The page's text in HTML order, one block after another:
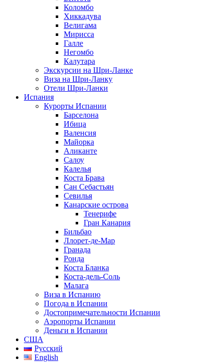
Коломбо
Хиккадува
Велигама
Мирисса
Галле
Негомбо
Калутара
Экскурсии на Шри-Ланке
Виза на Шри-Ланку
Отели Шри-Ланки
Испания
Курорты Испании
Барселона
Ибица
Валенсия
Майорка
Аликанте
Салоу
Калелья
Коста Брава
Сан Себастьян
Севилья
Канарские острова
Тенерифе
Гран Канария
Бильбао
Ллорет-де-Мар
Гранада
Ронда
Коста Бланка
Коста-дель-Соль
Малага
Виза в Испанию
Погода в Испании
Достопримечательности Испании
Аэропорты Испании
Деньги в Испании
США
Русский
English